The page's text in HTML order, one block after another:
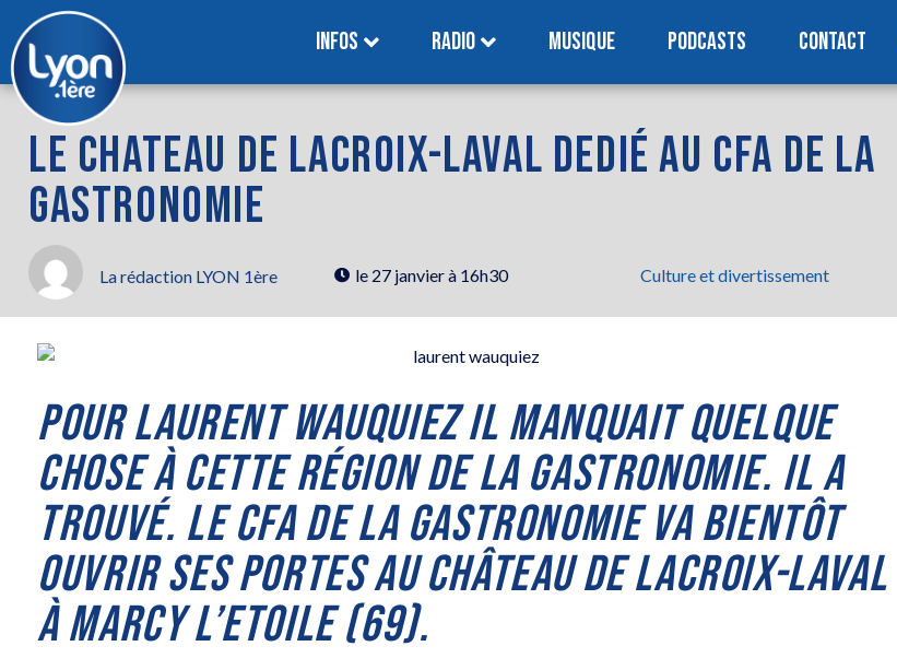
INFOS RADIO MUSIQUE PODCASTS CONTACT
LE CHATEAU DE LACROIX-LAVAL DEDIÉ AU CFA DE LA
GASTRONOMIE
La rédaction LYON 1ère le 27 janvier à 16h30 Culture et divertissement
POUR LAURENT WAUQUIEZ IL MANQUAIT QUELQUE
CHOSE À CETTE RÉGION DE LA GASTRONOMIE. IL A
TROUVÉ. LE CFA DE LA GASTRONOMIE VA BIENTÔT
OUVRIR SES PORTES AU CHÂTEAU DE LACROIX-LAVAL
À MARCY L’ETOILE (69).